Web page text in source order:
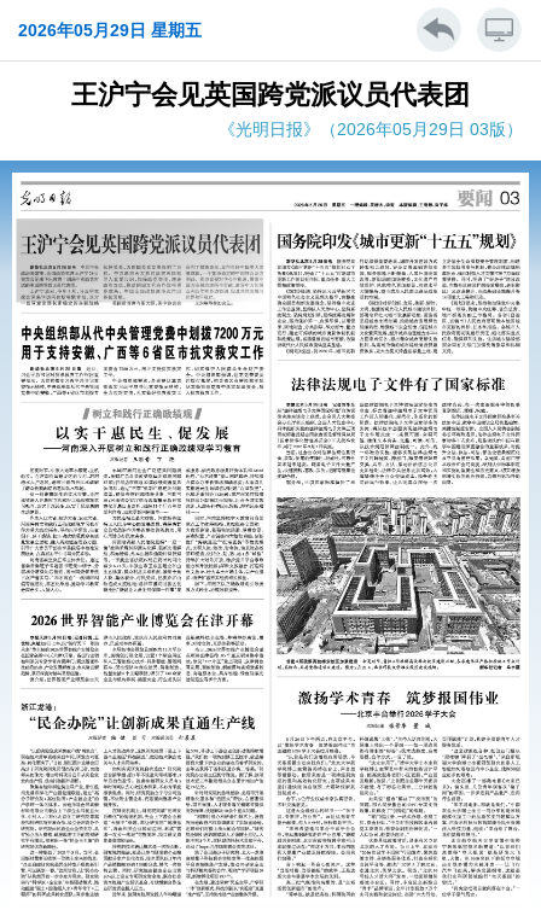
2026年05月29日 星期五
王沪宁会见英国跨党派议员代表团
《光明日报》（2026年05月29日 03版）